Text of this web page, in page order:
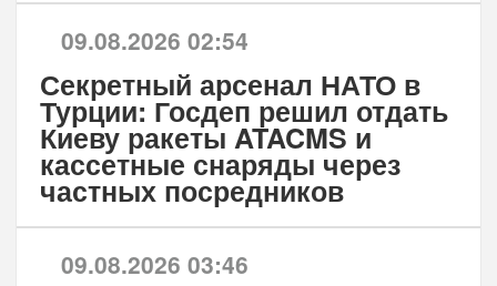
09.08.2026 02:54
Секретный арсенал НАТО в
Турции: Госдеп решил отдать
Киеву ракеты ATACMS и
кассетные снаряды через
частных посредников
09.08.2026 03:46